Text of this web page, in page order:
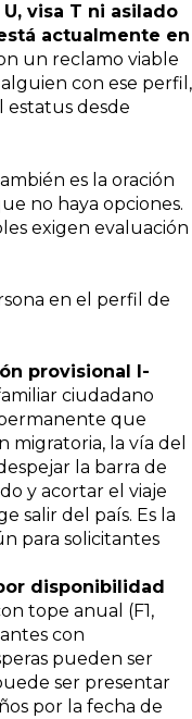
visa T ni asilado
actualmente en
un reclamo viable
con ese perfil,
estatus desde
es la oración
no haya opciones.
exigen evaluación
en el perfil de
provisional I-
ciudadano
que
la vía del
la barra de
y acortar el viaje
salir del país. Es la
para solicitantes
disponibilidad
tope anual (F1,
con
pueden ser
ser presentar
por la fecha de